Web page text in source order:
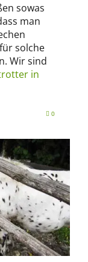
sowas
man
solche
Wir sind
in
0
mit
& Touren